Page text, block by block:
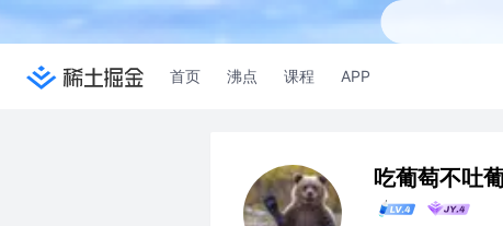
首页 沸点 课程 APP
吃葡萄不吐